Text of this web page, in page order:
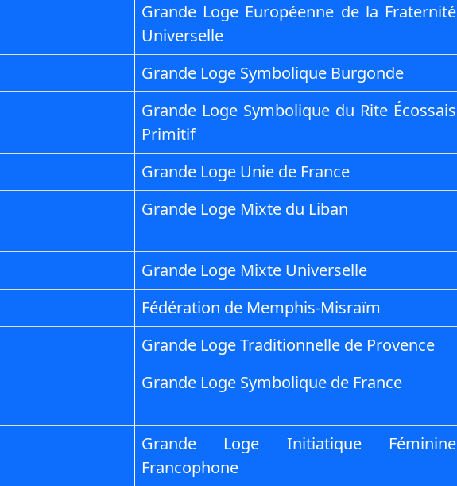
Grande Loge Européenne de la Fraternité
Universelle
Grande Loge Symbolique Burgonde
Grande Loge Symbolique du Rite Écossais
Primitif
Grande Loge Unie de France
Grande Loge Mixte du Liban
Grande Loge Mixte Universelle
Fédération de Memphis-Misraïm
Grande Loge Traditionnelle de Provence
Grande Loge Symbolique de France
Grande Loge Initiatique Féminine
Francophone